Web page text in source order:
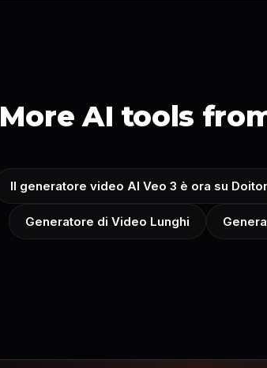
More AI tools
Il generatore video AI Veo 3 è ora su
Generatore di Video Lunghi